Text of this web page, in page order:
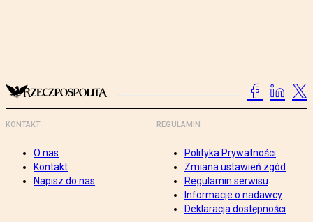
KONTAKT
O nas
Kontakt
Napisz do nas
REGULAMIN
Polityka Prywatności
Zmiana ustawień zgód
Regulamin serwisu
Informacje o nadawcy
Deklaracja dostępności